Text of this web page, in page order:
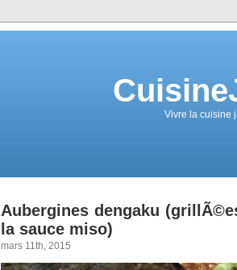
Vivre la cuisine
Aubergines dengaku
la sauce miso)
mars 11th, 2015